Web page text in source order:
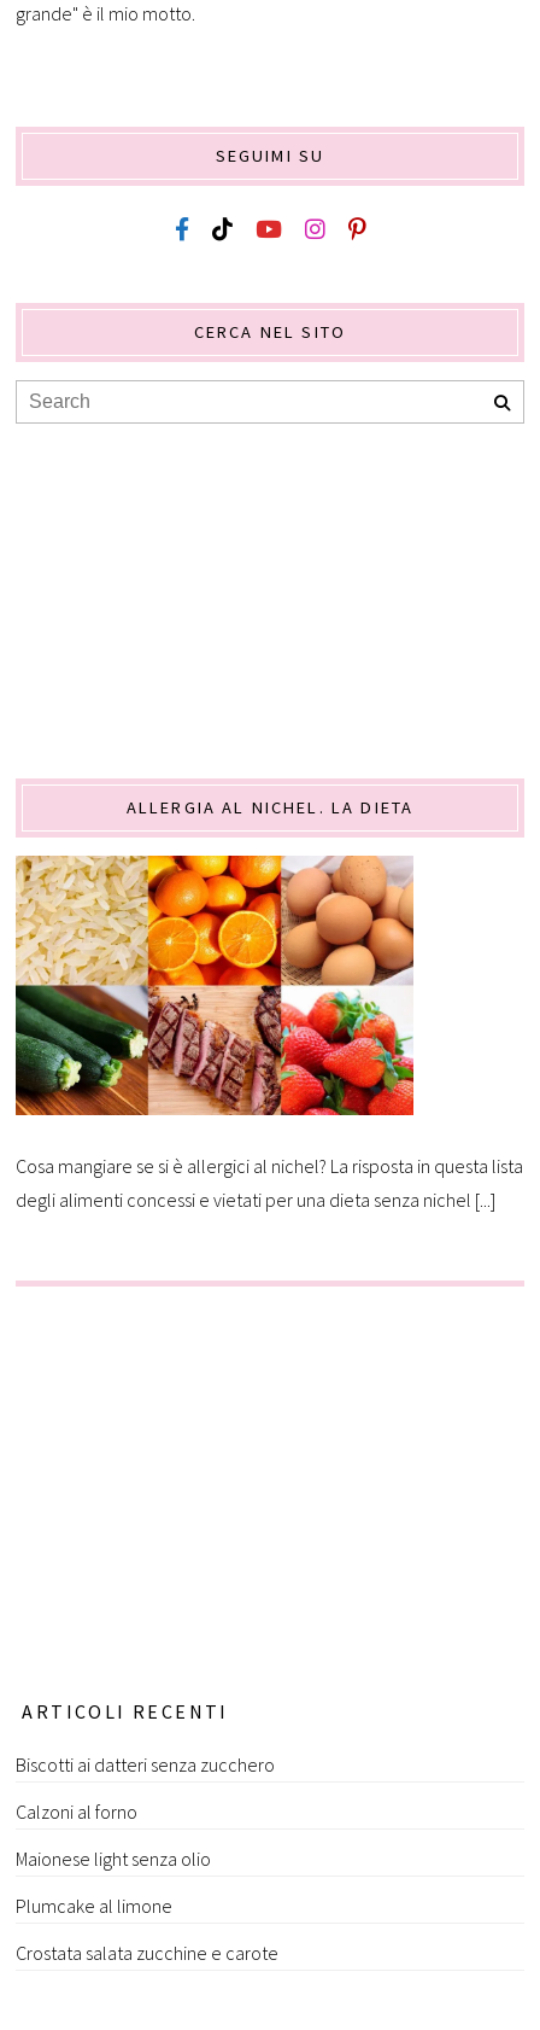
grande" è il mio motto.
SEGUIMI SU
CERCA NEL SITO
ALLERGIA AL NICHEL. LA DIETA
Cosa mangiare se si è allergici al nichel? La risposta in questa lista
degli alimenti concessi e vietati per una dieta senza nichel [...]
ARTICOLI RECENTI
Biscotti ai datteri senza zucchero
Calzoni al forno
Maionese light senza olio
Plumcake al limone
Crostata salata zucchine e carote